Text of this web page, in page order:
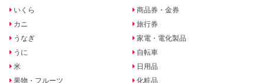
いくら
カニ
うなぎ
うに
米
果物・フルーツ
商品券・金券
旅行券
家電・電化製品
自転車
日用品
化粧品